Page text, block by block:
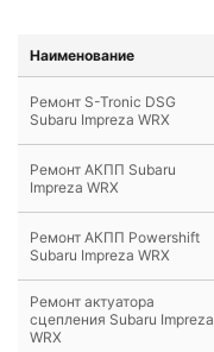
Наименование
Ремонт S-Tronic DSG
Subaru Impreza WRX
Ремонт АКПП Subaru
Impreza WRX
Ремонт АКПП Powershift
Subaru Impreza WRX
Ремонт актуатора
сцепления Subaru Impreza
WRX